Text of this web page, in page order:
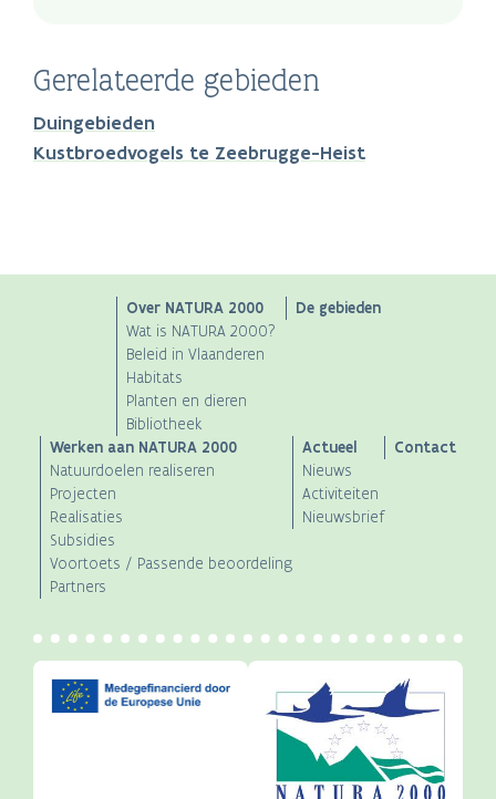
Gerelateerde gebieden
Duingebieden
Kustbroedvogels te Zeebrugge-Heist
navigation
Over NATURA 2000
Wat is NATURA 2000?
Beleid in Vlaanderen
Habitats
Planten en dieren
Bibliotheek
De gebieden
Werken aan NATURA 2000
Natuurdoelen realiseren
Projecten
Realisaties
Subsidies
Voortoets / Passende beoordeling
Partners
Actueel
Nieuws
Activiteiten
Nieuwsbrief
Contact